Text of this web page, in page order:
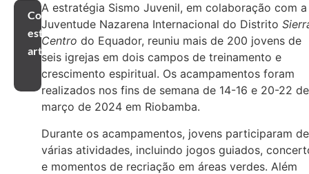
Compartilhar
este
artigo
A estratégia Sismo Juvenil, em colaboração com a
Juventude Nazarena Internacional do Distrito
Centro do Equador, reuniu mais de 200 jovens de
seis igrejas em dois campos de treinamento e
crescimento espiritual. Os acampamentos foram
realizados nos fins de semana de 14-16 e 20-22 de
março de 2024 em Riobamba.
Durante os acampamentos, jovens participaram de
várias atividades, incluindo jogos guiados,
e momentos de recriação em áreas verdes. Além